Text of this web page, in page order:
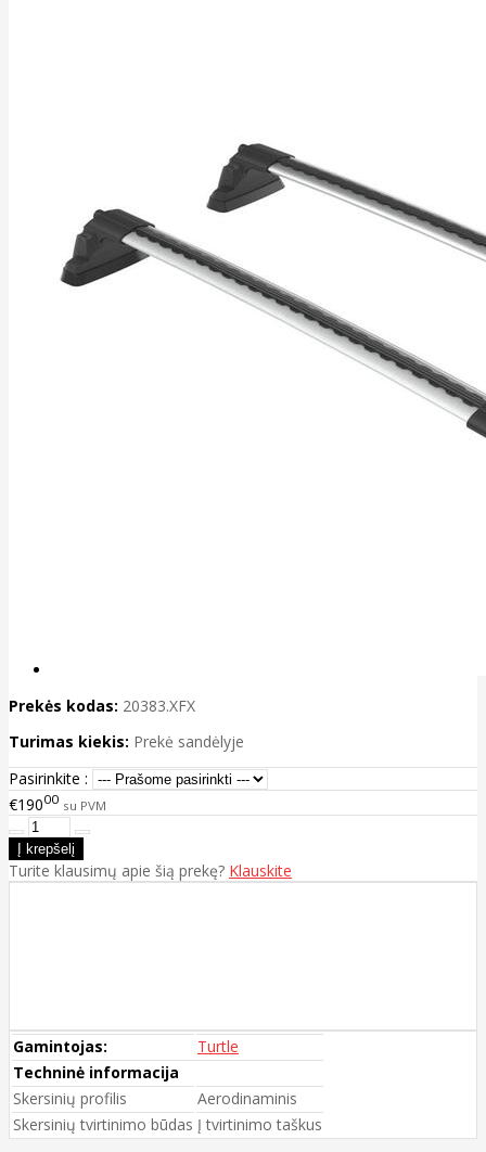
Prekės kodas: 20383.XFX
Turimas kiekis: Prekė sandėlyje
Pasirinkite :
€19000 su PVM
Turite klausimų apie šią prekę? Klauskite
Gamintojas:
Turtle
Techninė informacija
Skersinių profilis
Aerodinaminis
Skersinių tvirtinimo būdas Į tvirtinimo taškus